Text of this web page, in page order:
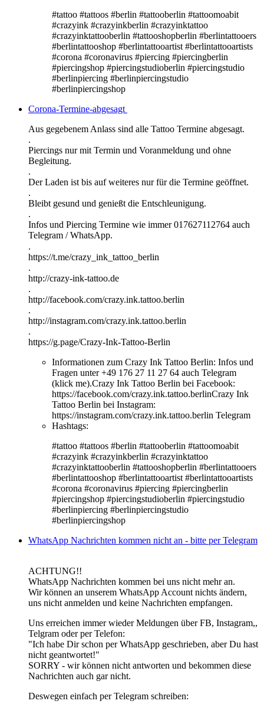
#tattoo #tattoos #berlin #tattooberlin #tattoomoabit
#crazyink #crazyinkberlin #crazyinktattoo
#crazyinktattooberlin #tattooshopberlin #berlintattooers
#berlintattooshop #berlintattooartist #berlintattooartists
#corona #coronavirus #piercing #piercingberlin
#piercingshop #piercingstudioberlin #piercingstudio
#berlinpiercing #berlinpiercingstudio
#berlinpiercingshop
Corona-Termine-abgesagt
Aus gegebenem Anlass sind alle Tattoo Termine abgesagt.
.
Piercings nur mit Termin und Voranmeldung und ohne
Begleitung.
.
Der Laden ist bis auf weiteres nur für die Termine geöffnet.
.
Bleibt gesund und genießt die Entschleunigung.
.
Infos und Piercing Termine wie immer 017627112764 auch
Telegram / WhatsApp.
.⠀
https://t.me/crazy_ink_tattoo_berlin
.
http://crazy-ink-tattoo.de
.
http://facebook.com/crazy.ink.tattoo.berlin
.
http://instagram.com/crazy.ink.tattoo.berlin
.
https://g.page/Crazy-Ink-Tattoo-Berlin
Informationen zum Crazy Ink Tattoo Berlin: Infos und
Fragen unter +49 176 27 11 27 64 auch Telegram
(klick me).Crazy Ink Tattoo Berlin bei Facebook:
https://facebook.com/crazy.ink.tattoo.berlinCrazy Ink
Tattoo Berlin bei Instagram:
https://instagram.com/crazy.ink.tattoo.berlin Telegram
Hashtags:
#tattoo #tattoos #berlin #tattooberlin #tattoomoabit
#crazyink #crazyinkberlin #crazyinktattoo
#crazyinktattooberlin #tattooshopberlin #berlintattooers
#berlintattooshop #berlintattooartist #berlintattooartists
#corona #coronavirus #piercing #piercingberlin
#piercingshop #piercingstudioberlin #piercingstudio
#berlinpiercing #berlinpiercingstudio
#berlinpiercingshop
WhatsApp Nachrichten kommen nicht an - bitte per Telegram
ACHTUNG!!
WhatsApp Nachrichten kommen bei uns nicht mehr an.
Wir können an unserem WhatsApp Account nichts ändern,
uns nicht anmelden und keine Nachrichten empfangen.
Uns erreichen immer wieder Meldungen über FB, Instagram,,
Telgram oder per Telefon:
"Ich habe Dir schon per WhatsApp geschrieben, aber Du hast
nicht geantwortet!"
SORRY - wir können nicht antworten und bekommen diese
Nachrichten auch gar nicht.
Deswegen einfach per Telegram schreiben: